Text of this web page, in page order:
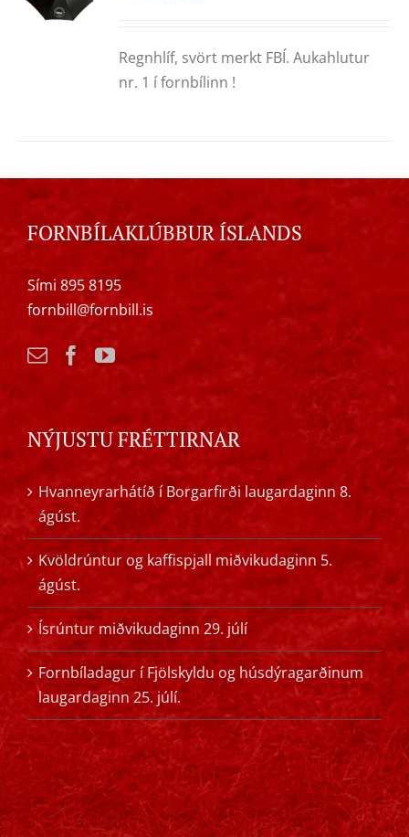
Regnhlíf, svört merkt FBÍ. Aukahlutur
nr. 1 í fornbílinn !
FORNBÍLAKLÚBBUR ÍSLANDS
Sími 895 8195
fornbill@fornbill.is
NÝJUSTU FRÉTTIRNAR
Hvanneyrarhátíð í Borgarfirði laugardaginn 8.
ágúst.
Kvöldrúntur og kaffispjall miðvikudaginn 5.
ágúst.
Ísrúntur miðvikudaginn 29. júlí
Fornbíladagur í Fjölskyldu og húsdýragarðinum
laugardaginn 25. júlí.